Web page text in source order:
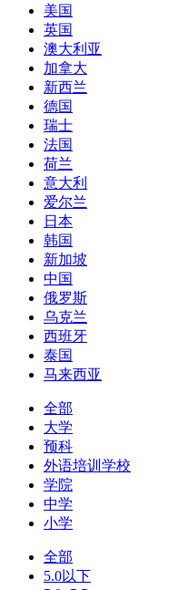
美国
英国
澳大利亚
加拿大
新西兰
德国
瑞士
法国
荷兰
意大利
爱尔兰
日本
韩国
新加坡
中国
俄罗斯
乌克兰
西班牙
泰国
马来西亚
全部
大学
预科
外语培训学校
学院
中学
小学
全部
5.0以下